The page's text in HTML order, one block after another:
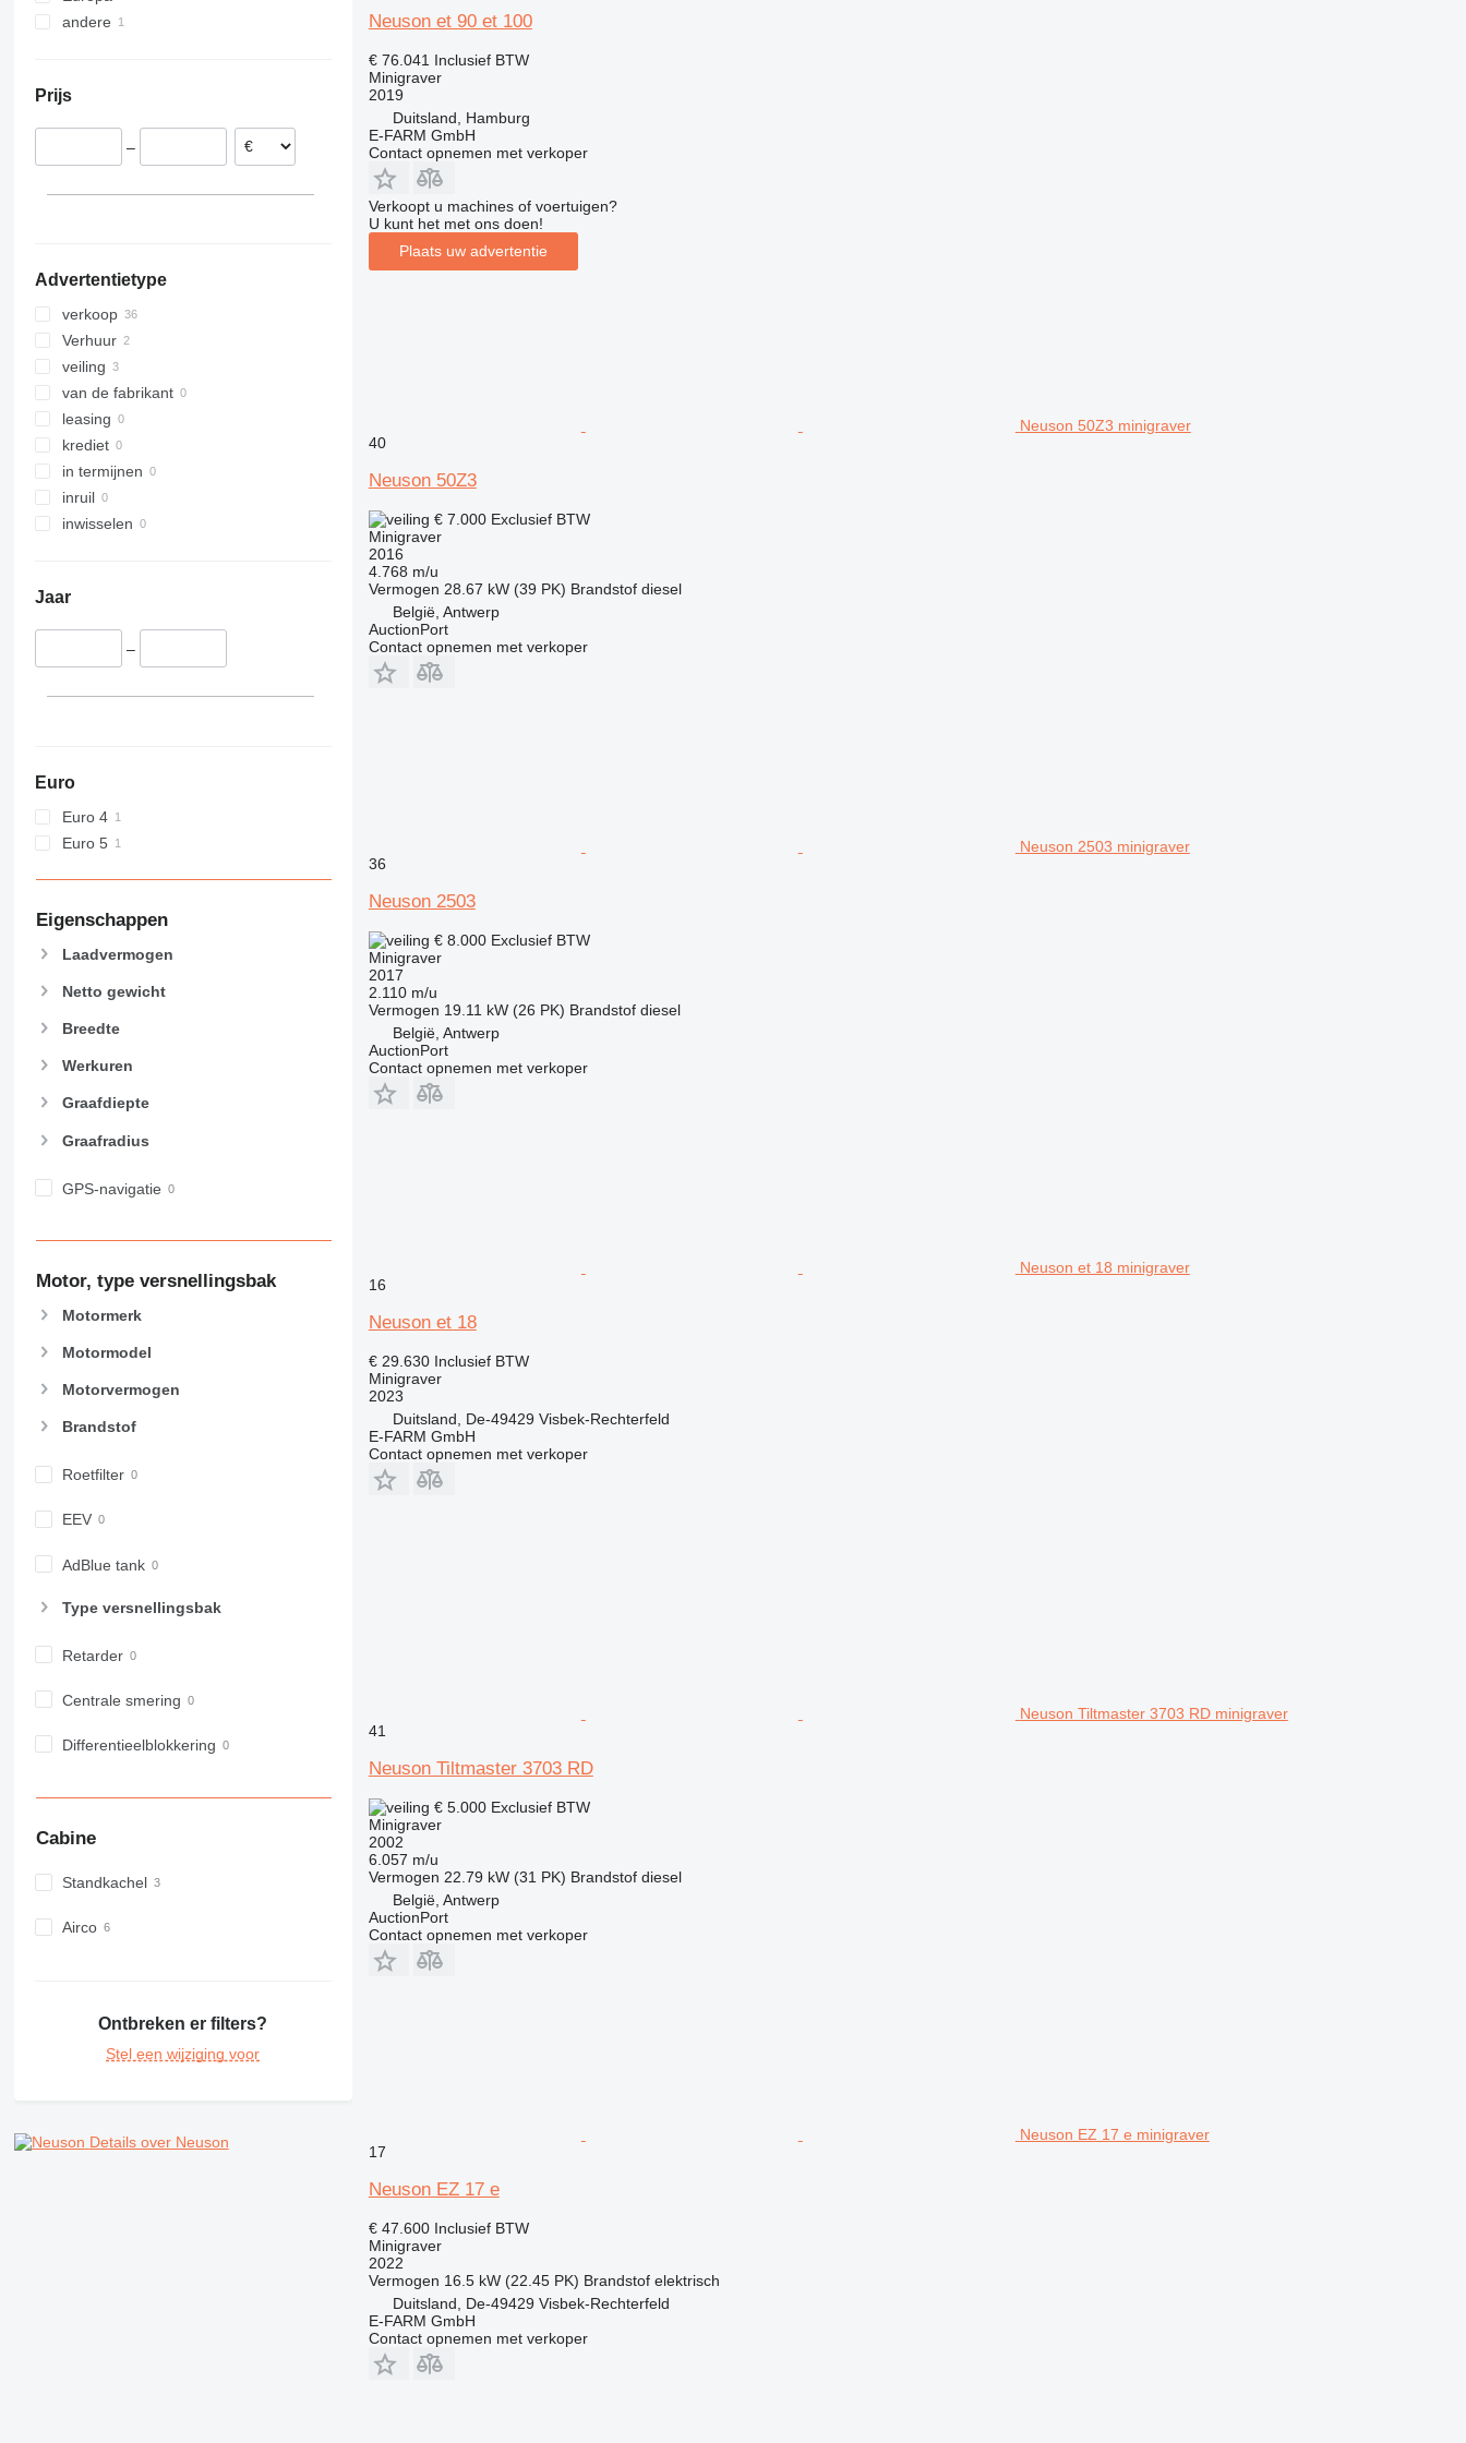
8030
8052
8085
JS
JZ
Duitsland
Zweden
Finland
andere
Prijs
–
Advertentietype
verkoop
Verhuur
veiling
van de fabrikant
leasing
krediet
in termijnen
inruil
inwisselen
Jaar
–
Euro
Euro 4
Euro 5
Eigenschappen
Laadvermogen
Netto gewicht
Breedte
Werkuren
Graafdiepte
Graafradius
GPS-navigatie
Motor, type versnellingsbak
Motormerk
Motormodel
Motorvermogen
Brandstof
Roetfilter
EEV
AdBlue tank
Type versnellingsbak
Retarder
Centrale smering
Differentieelblokkering
Cabine
Standkachel
Airco
Ontbreken er filters?
Stel een wijziging voor
Details over Neuson
Neuson et 90 et 100
€ 76.041 Inclusief BTW
Minigraver
2019
Duitsland, Hamburg
E-FARM GmbH
Contact opnemen met verkoper
Verkoopt u machines of voertuigen?
U kunt het met ons doen!
Plaats uw advertentie
Neuson 50Z3 minigraver
40
Neuson 50Z3
€ 7.000 Exclusief BTW
Minigraver
2016
4.768 m/u
Vermogen 28.67 kW (39 PK) Brandstof diesel
België, Antwerp
AuctionPort
Contact opnemen met verkoper
Neuson 2503 minigraver
36
Neuson 2503
€ 8.000 Exclusief BTW
Minigraver
2017
2.110 m/u
Vermogen 19.11 kW (26 PK) Brandstof diesel
België, Antwerp
AuctionPort
Contact opnemen met verkoper
Neuson et 18 minigraver
16
Neuson et 18
€ 29.630 Inclusief BTW
Minigraver
2023
Duitsland, De-49429 Visbek-Rechterfeld
E-FARM GmbH
Contact opnemen met verkoper
Neuson Tiltmaster 3703 RD minigraver
41
Neuson Tiltmaster 3703 RD
€ 5.000 Exclusief BTW
Minigraver
2002
6.057 m/u
Vermogen 22.79 kW (31 PK) Brandstof diesel
België, Antwerp
AuctionPort
Contact opnemen met verkoper
Neuson EZ 17 e minigraver
17
Neuson EZ 17 e
€ 47.600 Inclusief BTW
Minigraver
2022
Vermogen 16.5 kW (22.45 PK) Brandstof elektrisch
Duitsland, De-49429 Visbek-Rechterfeld
E-FARM GmbH
Contact opnemen met verkoper